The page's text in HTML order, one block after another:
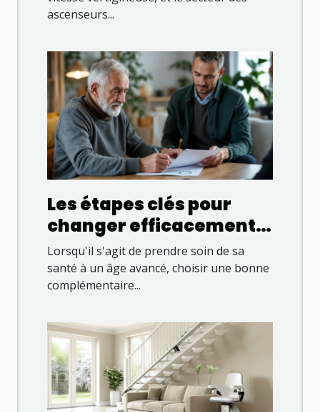
l'autonomie à domicile
ascenseurs...
Les étapes clés pour
changer efficacement
de complémentaire
santé sénior
Lorsqu'il s'agit de prendre soin de sa
santé à un âge avancé, choisir une bonne
complémentaire...